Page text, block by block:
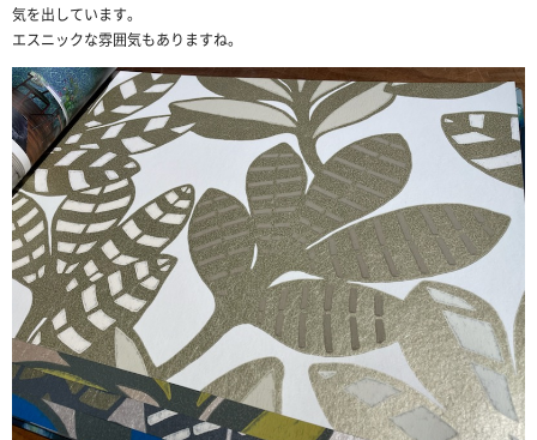
気を出しています。
エスニックな雰囲気もありますね。